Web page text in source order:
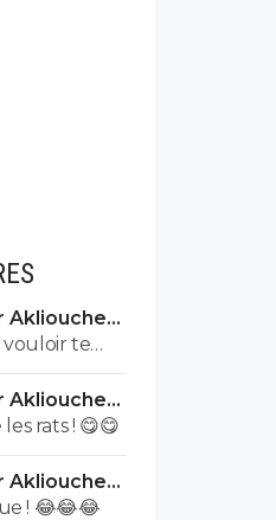
Akliouche
vouloir te
🤣😂😂
qui sort de
l'avoir
Akliouche
rats ! 😋😋
Akliouche
! 😂😂😂